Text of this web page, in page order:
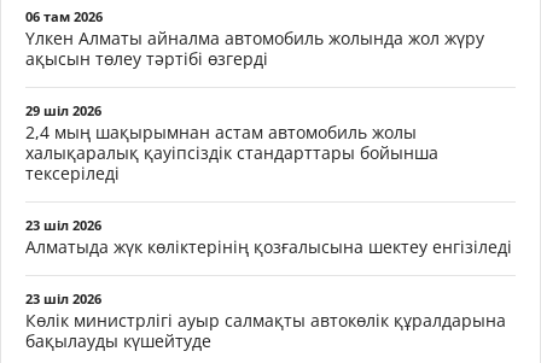
06 там 2026
Үлкен Алматы айналма автомобиль жолында жол жүру
ақысын төлеу тәртібі өзгерді
29 шіл 2026
2,4 мың шақырымнан астам автомобиль жолы
халықаралық қауіпсіздік стандарттары бойынша
тексеріледі
23 шіл 2026
Алматыда жүк көліктерінің қозғалысына шектеу енгізіледі
23 шіл 2026
Көлік министрлігі ауыр салмақты автокөлік құралдарына
бақылауды күшейтуде